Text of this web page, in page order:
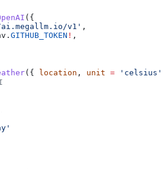
({
v1' ,
. GITHUB_TOKEN ! ,
({ location , unit = 'celsius'